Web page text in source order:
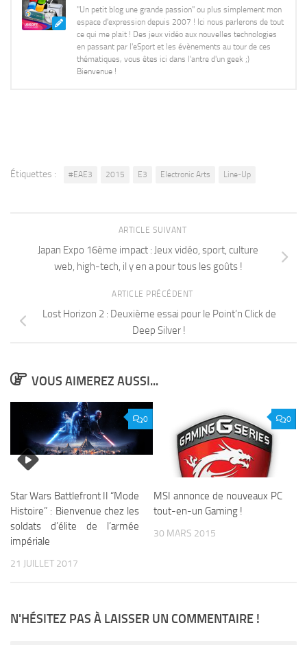
"Un petit blog une grande passion" ou plus simplement mon
espace d'expression depuis 2007 ! Ici nous parlerons de tout
ce qui me plait ! Des jeux vidéo aux nouvelles technologies
en passant par l'eSport et les évènements au tour de ces
thématiques, vous êtes ici dans l'antre d'un geek ;)
Bienvenue !
Étiquettes : #EAE3 2015 E3 Electronic Arts Line-Up
ARTICLE SUIVANT
Japan Expo 16ème impact : Jeux vidéo, sport, culture
web, high-tech, il y en a pour tous les goûts !
ARTICLE PRÉCÉDENT
Lost Horizon 2 : Deuxième essai pour le Point’n Click de
Deep Silver !
VOUS AIMEREZ AUSSI...
0
Star Wars Battlefront II “Mode
Histoire” : Bienvenue chez les
soldats d’élite de l’armée
impériale
21 JUILLET 2017
0
MSI annonce de nouveaux PC
tout-en-un Gaming !
30 MARS 2015
N'HÉSITEZ PAS À LAISSER UN COMMENTAIRE !